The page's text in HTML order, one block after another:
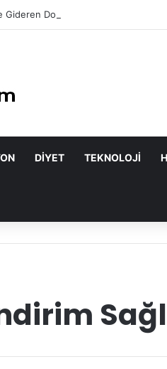
Gideren Doğal Maskeler Nasıl Yapılır?
DIYET TEKNOLOJI